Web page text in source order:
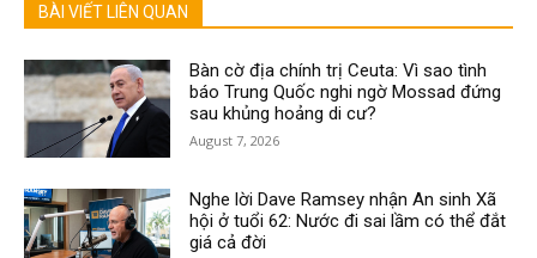
BÀI VIẾT LIÊN QUAN
Bàn cờ địa chính trị Ceuta: Vì sao tình
báo Trung Quốc nghi ngờ Mossad đứng
sau khủng hoảng di cư?
August 7, 2026
Nghe lời Dave Ramsey nhận An sinh Xã
hội ở tuổi 62: Nước đi sai lầm có thể đắt
giá cả đời